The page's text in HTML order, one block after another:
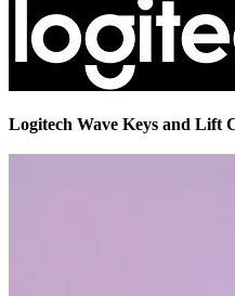
Logitech Wave Keys and Lift